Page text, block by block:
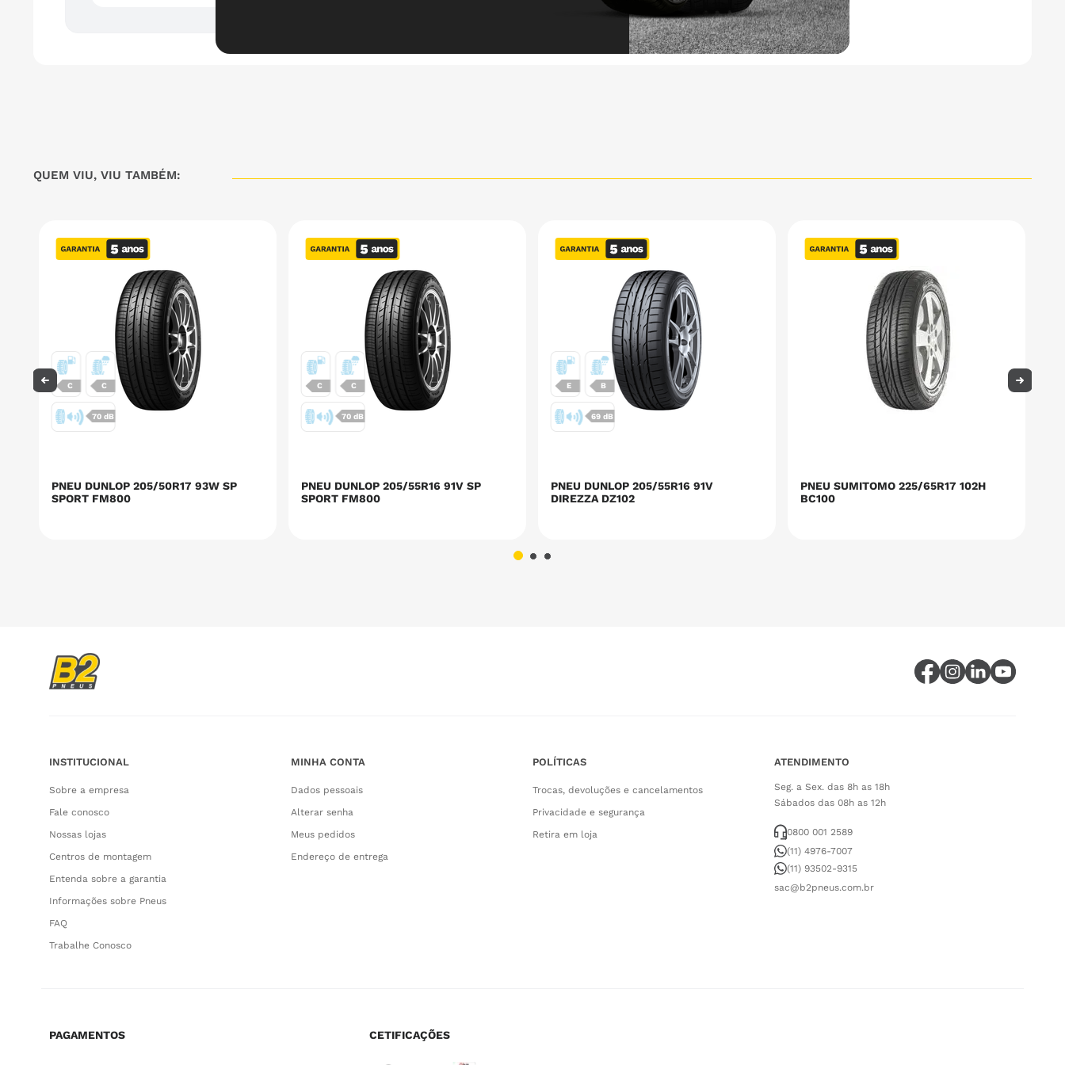
QUEM VIU, VIU TAMBÉM:
70 dB
C C
PNEU DUNLOP 205/50R17 93W SP
SPORT FM800
70 dB
C C
PNEU DUNLOP 205/55R16 91V SP
SPORT FM800
69 dB
E B
PNEU DUNLOP 205/55R16 91V
DIREZZA DZ102
PNEU SUMITOMO 225/65R17 102H
BC100
INSTITUCIONAL
Sobre a empresa
Fale conosco
Nossas lojas
Centros de montagem
Entenda sobre a garantia
Informações sobre Pneus
FAQ
Trabalhe Conosco
MINHA CONTA
Dados pessoais
Alterar senha
Meus pedidos
Endereço de entrega
POLÍTICAS
Trocas, devoluções e cancelamentos
Privacidade e segurança
Retira em loja
ATENDIMENTO
Seg. a Sex. das 8h as 18h
Sábados das 08h as 12h
0800 001 2589
(11) 4976-7007
(11) 93502-9315
sac@b2pneus.com.br
PAGAMENTOS CETIFICAÇÕES